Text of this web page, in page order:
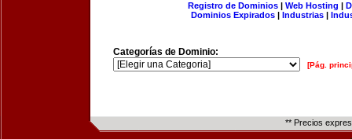
Registro de Dominios| Web Hosting |
Dominios Expirados | Industrias |
Categorías de Dominio:
[Pág.
** Precios